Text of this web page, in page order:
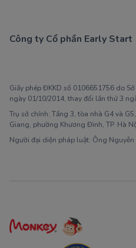
Công ty Cổ phần Early Start
Giấy phép ĐKKD số 0106651756 do
ngày 01/10/2014, thay đổi lần thứ 3
Trụ sở chính: Tầng 3, tòa nhà G4 và
Giang, phường Khương Đình, TP. Hà
Người đại diện pháp luật: Ông